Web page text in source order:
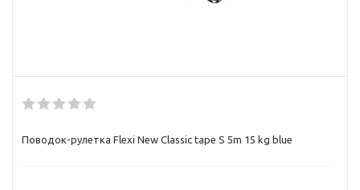
Поводок-рулетка Flexi New Classic tape S 5m 15 kg blue